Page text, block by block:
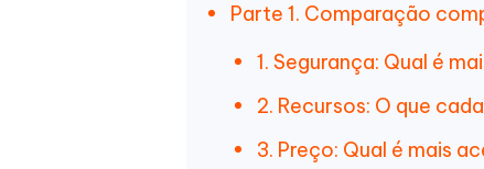
Parte 1. Comparação
1. Segurança: Qual é
2. Recursos: O que
3. Preço: Qual é mais